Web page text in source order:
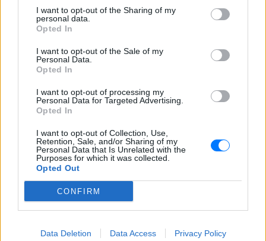
I want to opt-out of the Sharing of my
personal data.
Opted In
I want to opt-out of the Sale of my
Personal Data.
Opted In
I want to opt-out of processing my
Personal Data for Targeted Advertising.
Opted In
I want to opt-out of Collection, Use,
Retention, Sale, and/or Sharing of my
Personal Data that Is Unrelated with the
Purposes for which it was collected.
Opted Out
CONFIRM
Data Deletion Data Access Privacy Policy
ΔΕΙΤΕ ΕΠΙΣΗΣ
ΣΤΗΝ ΙΔΙΑ ΚΑΤΗΓΟΡΙΑ
Μιχαλακοπούλου – Ανασύρθηκε
αναίσθητη